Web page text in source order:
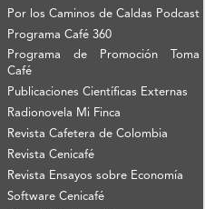
Por los Caminos de Caldas Podcast
Programa Café 360
Programa de Promoción Toma
Café
Publicaciones Científicas Externas
Radionovela Mi Finca
Revista Cafetera de Colombia
Revista Cenicafé
Revista Ensayos sobre Economía
Software Cenicafé